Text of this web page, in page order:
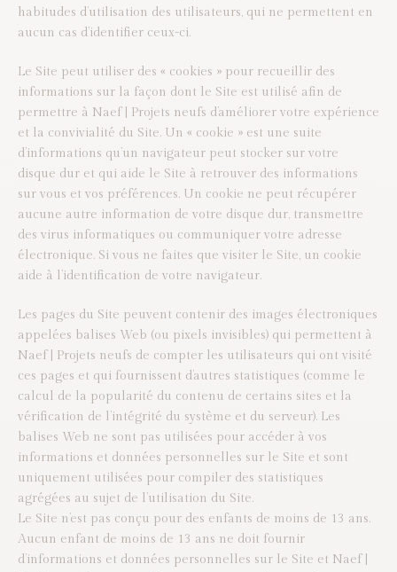
habitudes d’utilisation des utilisateurs, qui ne permettent en
aucun cas d’identifier ceux-ci.
Le Site peut utiliser des « cookies » pour recueillir des
informations sur la façon dont le Site est utilisé afin de
permettre à Naef | Projets neufs d’améliorer votre expérience
et la convivialité du Site. Un « cookie » est une suite
d’informations qu’un navigateur peut stocker sur votre
disque dur et qui aide le Site à retrouver des informations
sur vous et vos préférences. Un cookie ne peut récupérer
aucune autre information de votre disque dur, transmettre
des virus informatiques ou communiquer votre adresse
électronique. Si vous ne faites que visiter le Site, un cookie
aide à l’identification de votre navigateur.
Les pages du Site peuvent contenir des images électroniques
appelées balises Web (ou pixels invisibles) qui permettent à
Naef | Projets neufs de compter les utilisateurs qui ont visité
ces pages et qui fournissent d’autres statistiques (comme le
calcul de la popularité du contenu de certains sites et la
vérification de l’intégrité du système et du serveur). Les
balises Web ne sont pas utilisées pour accéder à vos
informations et données personnelles sur le Site et sont
uniquement utilisées pour compiler des statistiques
agrégées au sujet de l’utilisation du Site.
Le Site n’est pas conçu pour des enfants de moins de 13 ans.
Aucun enfant de moins de 13 ans ne doit fournir
d’informations et données personnelles sur le Site et Naef |